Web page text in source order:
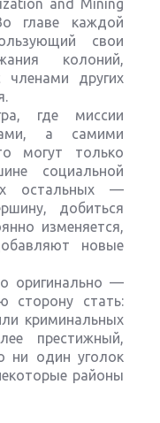
and Mining
главе каждой
свои
колоний,
членами других
где миссии
а самими
могут только
социальной
остальных —
добиться
изменяется,
новые
оригинально —
сторону стать:
криминальных
престижный,
ни один уголок
районы